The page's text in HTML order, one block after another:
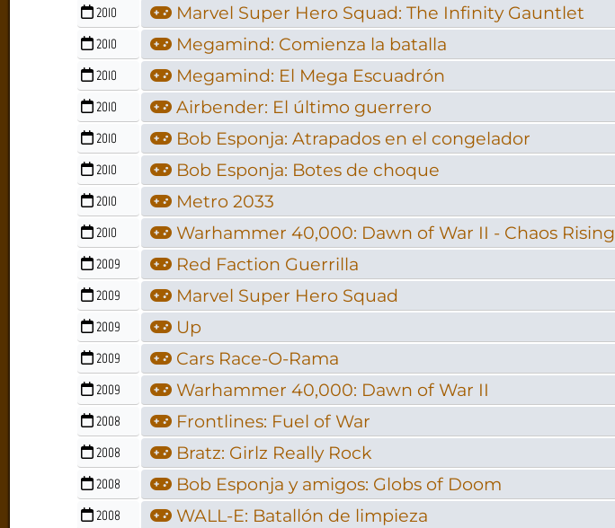
2010 Marvel Super Hero Squad: The Infinity Gauntlet
2010 Megamind: Comienza la batalla
2010 Megamind: El Mega Escuadrón
2010 Airbender: El último guerrero
2010 Bob Esponja: Atrapados en el congelador
2010 Bob Esponja: Botes de choque
2010 Metro 2033
2010 Warhammer 40,000: Dawn of War II - Chaos Rising
2009 Red Faction Guerrilla
2009 Marvel Super Hero Squad
2009 Up
2009 Cars Race-O-Rama
2009 Warhammer 40,000: Dawn of War II
2008 Frontlines: Fuel of War
2008 Bratz: Girlz Really Rock
2008 Bob Esponja y amigos: Globs of Doom
2008 WALL-E: Batallón de limpieza